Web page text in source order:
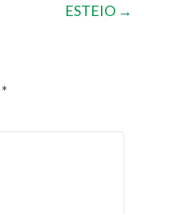
ESTEIO →
*